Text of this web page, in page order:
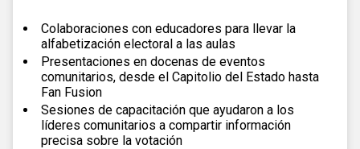
Colaboraciones con educadores para llevar la
alfabetización electoral a las aulas
Presentaciones en docenas de eventos
comunitarios, desde el Capitolio del Estado hasta
Fan Fusion
Sesiones de capacitación que ayudaron a los
líderes comunitarios a compartir información
precisa sobre la votación